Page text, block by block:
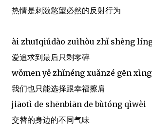
热情是刺激慾望必然的反射行为
ài zhuīqiúdào zuìhòu zhǐ shèng
爱追求到最后只剩零碎
wǒmen yě zhǐnéng xuǎnzé gēn
我们也只能选择跟幸福擦肩
jiāotì de shēnbiān de bùtóng qìwèi
交替的身边的不同气味